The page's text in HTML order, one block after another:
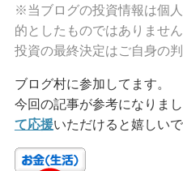
※当ブログの投資情報は個
的としたものではありません
投資の最終決定はご自身の
ブログ村に参加してます。
今回の記事が参考になりまし
て応援いただけると嬉しいで